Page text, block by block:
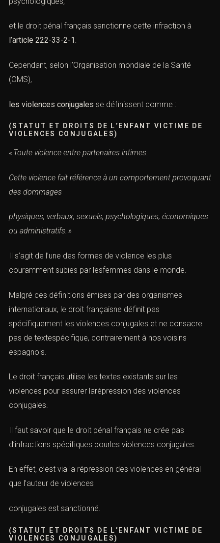
et le droit pénal français sanctionne cette infraction à
l’article 222-33-2-1.
Cependant, selon l’Organisation mondiale de la Santé
(OMS),
les violences conjugales se définissent comme :
(STATUT ET DROITS DE L’ENFANT VICTIME DE
VIOLENCES CONJUGALES)
« Toute violence entre partenaires intimes.
Cette violence fait référence à un comportement provoquant
des dommages
physiques, verbaux, sexuels, psychologiques, économiques
ou administratifs. »
Il s’agit de l’une des formes de violence les plus
couramment subies par lesfemmes dans le monde.
Malgré ces définitions émises par des organismes
internationaux, le droit françaisne définit pas
spécifiquement les violences conjugales et ne consacre
pas de textespécifique, contrairement à nos voisins
espagnols.
Le droit français utilise les textes existants sur les
violences pour assurer larépression des violences
conjugales.
Il faut savoir que le droit pénal français ne crée pas
d’infractions spécifiques pourles violences conjugales
En effet, c’est via la répression des violences en général
que l’auteur de violences
conjugales est sanctionné.
(STATUT ET DROITS DE L’ENFANT VICTIME DE
VIOLENCES CONJUGALES)